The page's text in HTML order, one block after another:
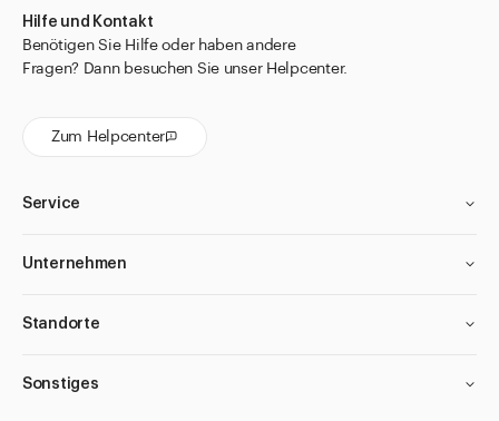
Hilfe und Kontakt
Benötigen Sie Hilfe oder haben andere
Fragen? Dann besuchen Sie unser Helpcenter.
Zum Helpcenter
Service
Unternehmen
Standorte
Sonstiges